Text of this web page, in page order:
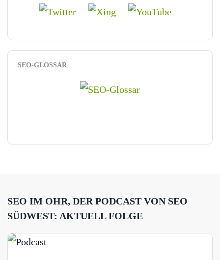
SEO-GLOSSAR
SEO IM OHR, DER PODCAST VON SEO
SÜDWEST: AKTUELL FOLGE